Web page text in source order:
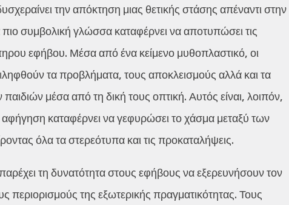
την απόκτηση μιας θετικής στάσης απέναντι στην
πιο συμβολική γλώσσα καταφέρνει να αποτυπώσει τις
εφήβου. Μέσα από ένα κείμενο μυθοπλαστικό, οι
τα προβλήματα, τους αποκλεισμούς αλλά και τα
μέσα από τη δική τους οπτική. Αυτός είναι, λοιπόν,
καταφέρνει να γεφυρώσει το χάσμα μεταξύ των
όλα τα στερεότυπα και τις προκαταλήψεις.
τη δυνατότητα στους εφήβους να εξερευνήσουν τον
της εξωτερικής πραγματικότητας. Τους